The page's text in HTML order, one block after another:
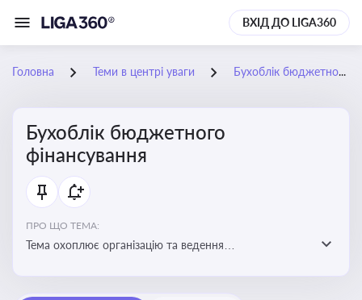
ВХІД ДО LIGA360
Головна Теми в центрі уваги Бухоблік бюджетного фінансування
Бухоблік бюджетного
фінансування
ПРО ЩО ТЕМА:
Тема охоплює організацію та ведення